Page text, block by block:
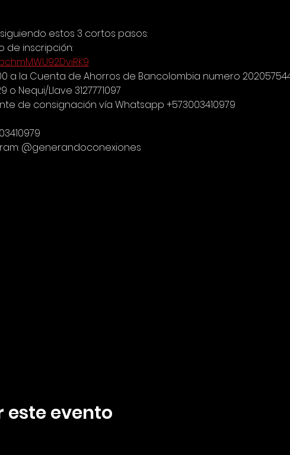
estos 3 cortos pasos:
de inscripción:
a la Cuenta de Ahorros de Bancolombia numero
o Nequi/Llave 3127771097
de consignación vía Whatsapp +573003410979
@generandoconexiones
evento